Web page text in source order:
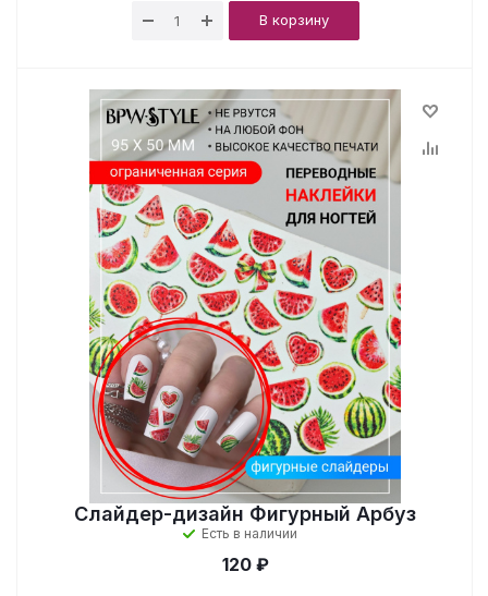
В корзину
Слайдер-дизайн Фигурный Арбуз
Есть в наличии
120 ₽